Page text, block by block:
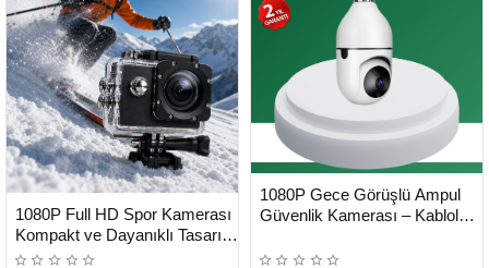
TESLİMAT
1080P Full HD Spor Kamerası
Kompakt ve Dayanıklı Tasarım
- Lisinya
TESLİMAT
1080P Gece Görüşlü Ampul
Güvenlik Kamerası – Kablolu
Lisinya